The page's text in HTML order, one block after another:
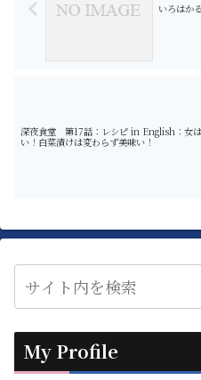
いろはか
深夜食堂 第17話：レシピ in English：女
い！白菜漬けは変わらず美味い！
My Profile